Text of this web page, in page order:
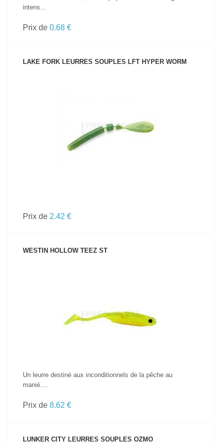
intens...
Prix de 0.68 €
LAKE FORK LEURRES SOUPLES LFT HYPER WORM
Prix de 2.42 €
WESTIN HOLLOW TEEZ ST
Un leurre destiné aux inconditionnels de la pêche au
manié....
Prix de 8.62 €
LUNKER CITY LEURRES SOUPLES OZMO